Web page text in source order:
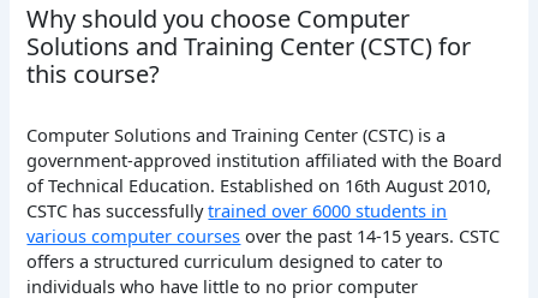
Why should you choose Computer
Solutions and Training Center (CSTC) for
this course?
Computer Solutions and Training Center (CSTC) is a
government-approved institution affiliated with the Board
of Technical Education. Established on 16th August 2010,
CSTC has successfullytrained over 6000 students in
various computer courses over the past 14-15 years. CSTC
offers a structured curriculum designed to cater to
individuals who have little to no prior computer